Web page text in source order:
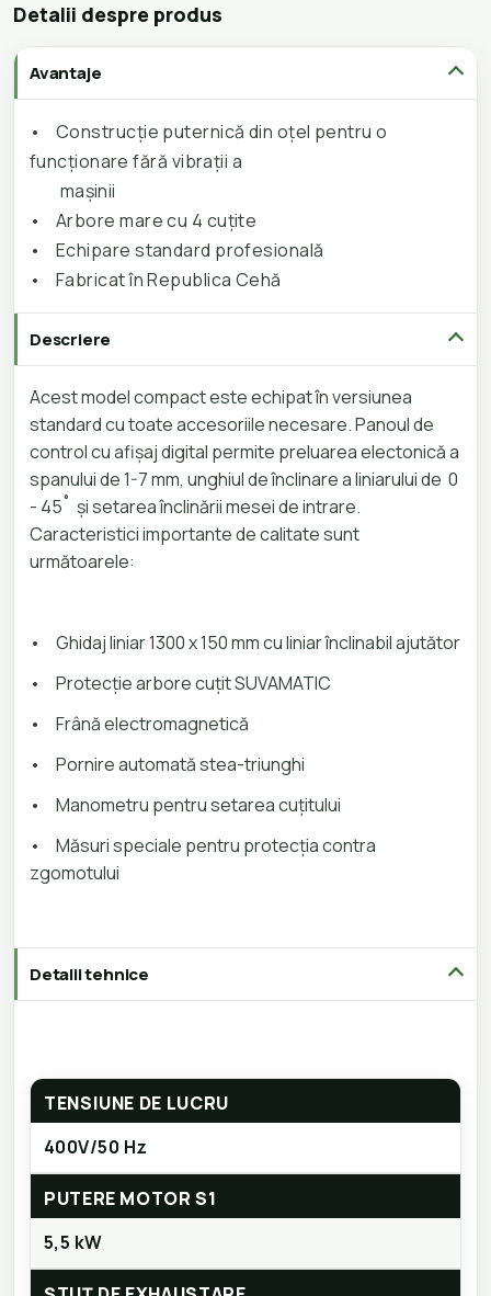
Detalii despre produs
Avantaje
•
Construcție puternică din oțel pentru o
funcționare fără vibrații a
mașinii
•
Arbore mare cu 4 cuțite
•
Echipare standard profesională
•
Fabricat în Republica Cehă
Descriere
Acest model compact este echipat în versiunea
standard cu toate accesoriile necesare. Panoul de
control cu afișaj digital permite preluarea electonică a
spanului de 1-7 mm, unghiul de înclinare a liniarului de 0
- 45˚ și setarea înclinării mesei de intrare.
Caracteristici importante de calitate sunt
următoarele:
•
Ghidaj liniar 1300 x 150 mm cu liniar înclinabil ajutător
•
Protecție arbore cuțit SUVAMATIC
•
Frână electromagnetică
•
Pornire automată stea-triunghi
•
Manometru pentru setarea cuțitului
•
Măsuri speciale pentru protecția contra
zgomotului
Detalii tehnice
TENSIUNE DE LUCRU
400V/50 Hz
PUTERE MOTOR S1
5,5 kW